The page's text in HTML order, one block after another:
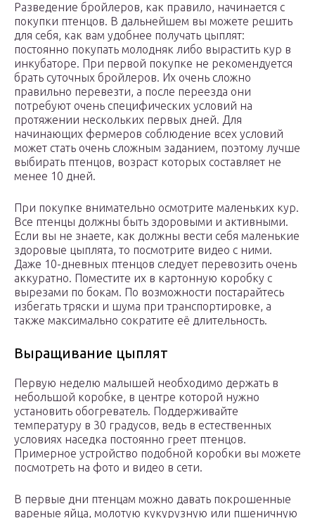
Разведение бройлеров, как правило, начинается с
покупки птенцов. В дальнейшем вы можете решить
для себя, как вам удобнее получать цыплят:
постоянно покупать молодняк либо вырастить кур в
инкубаторе. При первой покупке не рекомендуется
брать суточных бройлеров. Их очень сложно
правильно перевезти, а после переезда они
потребуют очень специфических условий на
протяжении нескольких первых дней. Для
начинающих фермеров соблюдение всех условий
может стать очень сложным заданием, поэтому лучше
выбирать птенцов, возраст которых составляет не
менее 10 дней.
При покупке внимательно осмотрите маленьких кур.
Все птенцы должны быть здоровыми и активными.
Если вы не знаете, как должны вести себя маленькие
здоровые цыплята, то посмотрите видео с ними.
Даже 10-дневных птенцов следует перевозить очень
аккуратно. Поместите их в картонную коробку с
вырезами по бокам. По возможности постарайтесь
избегать тряски и шума при транспортировке, а
также максимально сократите её длительность.
Выращивание цыплят
Первую неделю малышей необходимо держать в
небольшой коробке, в центре которой нужно
установить обогреватель. Поддерживайте
температуру в 30 градусов, ведь в естественных
условиях наседка постоянно греет птенцов.
Примерное устройство подобной коробки вы можете
посмотреть на фото и видео в сети.
В первые дни птенцам можно давать покрошенные
вареные яйца, молотую кукурузную или пшеничную